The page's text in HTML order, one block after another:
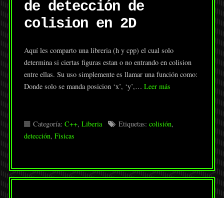
de detección de
colision en 2D
Aquí les comparto una libreria (h y cpp) el cual solo
determina si ciertas figuras estan o no entrando en colision
entre ellas. Su uso simplemente es llamar una función como:
Donde solo se manda posicion ‘x’, ‘y’,… Leer más
Categoría: C++, Liberia Etiquetas: colisión,
detección, Fisicas